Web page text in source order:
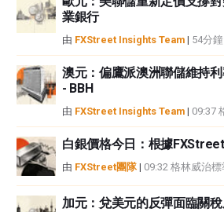
業銀行
由 FXStreet Insights Team | 54分
澳元：偏鷹派澳洲聯儲維持
- BBH
由 FXStreet Insights Team | 09:37
白銀價格今日：根據
由 FXStreet團隊| 09:32 格林威治標
加元：兌美元的反彈面臨關